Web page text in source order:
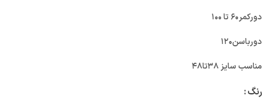
دورکمر۶۰ تا ۱۰۰
دورباسن۱۲۰
مناسب سایز ۳۸تا۴۸
رنگ